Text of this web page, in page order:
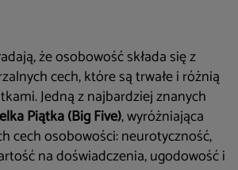
że osobowość składa się z
cech, które są trwałe i różnią
Jedną z najbardziej znanych
Piątka (Big Five), wyróżniająca
cech osobowości: neurotyczność,
na doświadczenia, ugodowość i